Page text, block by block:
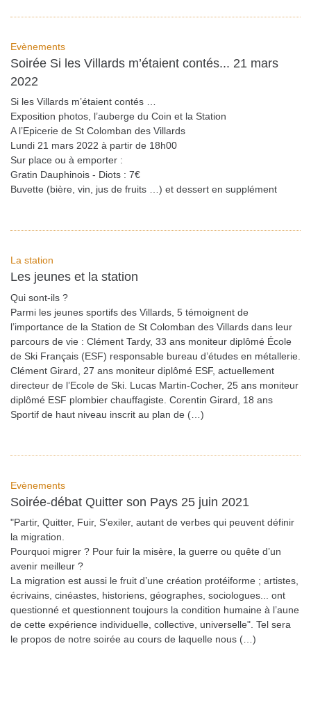
Evènements
Soirée Si les Villards m’étaient contés... 21 mars
2022
Si les Villards m’étaient contés …
Exposition photos, l’auberge du Coin et la Station
A l’Epicerie de St Colomban des Villards
Lundi 21 mars 2022 à partir de 18h00
Sur place ou à emporter :
Gratin Dauphinois - Diots : 7€
Buvette (bière, vin, jus de fruits …) et dessert en supplément
La station
Les jeunes et la station
Qui sont-ils ?
Parmi les jeunes sportifs des Villards, 5 témoignent de
l’importance de la Station de St Colomban des Villards dans leur
parcours de vie : Clément Tardy, 33 ans moniteur diplômé École
de Ski Français (ESF) responsable bureau d’études en métallerie.
Clément Girard, 27 ans moniteur diplômé ESF, actuellement
directeur de l’Ecole de Ski. Lucas Martin-Cocher, 25 ans moniteur
diplômé ESF plombier chauffagiste. Corentin Girard, 18 ans
Sportif de haut niveau inscrit au plan de (…)
Evènements
Soirée-débat Quitter son Pays 25 juin 2021
"Partir, Quitter, Fuir, S’exiler, autant de verbes qui peuvent définir
la migration.
Pourquoi migrer ? Pour fuir la misère, la guerre ou quête d’un
avenir meilleur ?
La migration est aussi le fruit d’une création protéiforme ; artistes,
écrivains, cinéastes, historiens, géographes, sociologues... ont
questionné et questionnent toujours la condition humaine à l’aune
de cette expérience individuelle, collective, universelle". Tel sera
le propos de notre soirée au cours de laquelle nous (…)